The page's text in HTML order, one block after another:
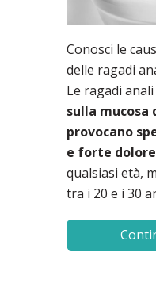
Conosci le
delle ragadi
Le ragadi
sulla mucosa
provocano
e forte
qualsiasi età,
tra i 20 e i 30